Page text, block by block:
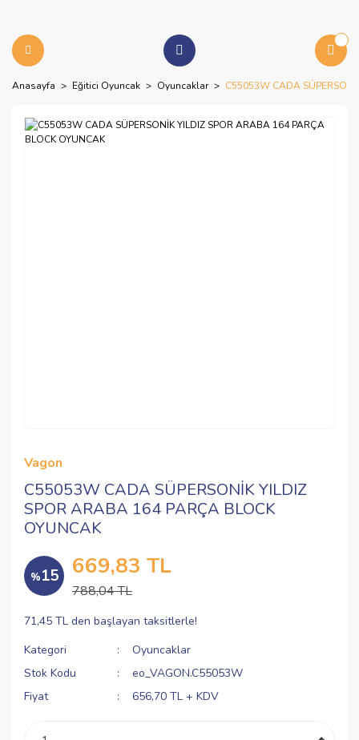
Anasayfa Eğitici Oyuncak Oyuncaklar C55053W CADA
Vagon
C55053W CADA SÜPERSONİK YILDIZ
SPOR ARABA 164 PARÇA BLOCK
OYUNCAK
%15 669,83 TL
788,04 TL
71,45 TL den başlayan taksitlerle!
Kategori
Oyuncaklar
Stok Kodu
eo_VAGON.C55053W
Fiyat
656,70 TL + KDV